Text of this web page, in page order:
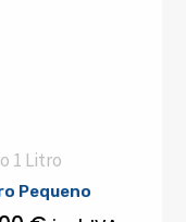
1 Litro
Pequeno